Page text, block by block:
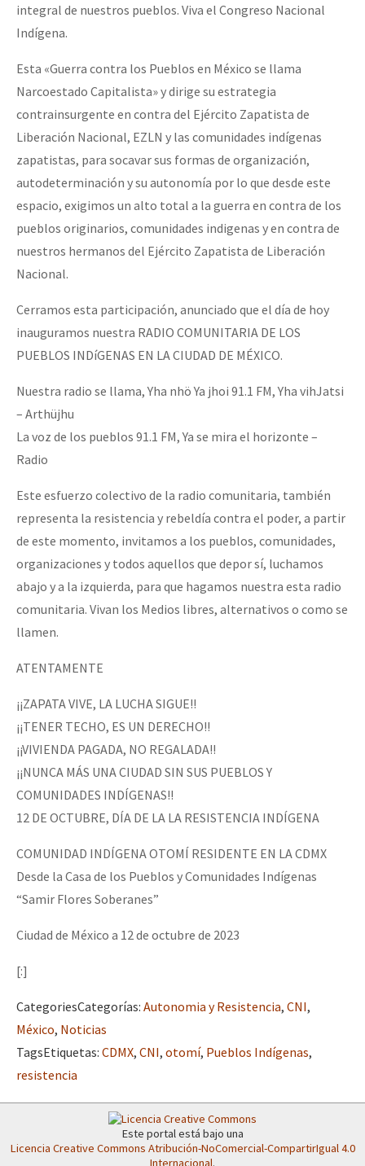
integral de nuestros pueblos. Viva el Congreso Nacional
Indígena.
Esta «Guerra contra los Pueblos en México se llama
Narcoestado Capitalista» y dirige su estrategia
contrainsurgente en contra del Ejército Zapatista de
Liberación Nacional, EZLN y las comunidades indígenas
zapatistas, para socavar sus formas de organización,
autodeterminación y su autonomía por lo que desde este
espacio, exigimos un alto total a la guerra en contra de los
pueblos originarios, comunidades indigenas y en contra de
nuestros hermanos del Ejército Zapatista de Liberación
Nacional.
Cerramos esta participación, anunciado que el día de hoy
inauguramos nuestra RADIO COMUNITARIA DE LOS
PUEBLOS INDíGENAS EN LA CIUDAD DE MÉXICO.
Nuestra radio se llama, Yha nhö Ya jhoi 91.1 FM, Yha vihJatsi
– Arthüjhu
La voz de los pueblos 91.1 FM, Ya se mira el horizonte –
Radio
Este esfuerzo colectivo de la radio comunitaria, también
representa la resistencia y rebeldía contra el poder, a partir
de este momento, invitamos a los pueblos, comunidades,
organizaciones y todos aquellos que depor sí, luchamos
abajo y a la izquierda, para que hagamos nuestra esta radio
comunitaria. Vivan los Medios libres, alternativos o como se
llamen.
ATENTAMENTE
¡¡ZAPATA VIVE, LA LUCHA SIGUE!!
¡¡TENER TECHO, ES UN DERECHO!!
¡¡VIVIENDA PAGADA, NO REGALADA!!
¡¡NUNCA MÁS UNA CIUDAD SIN SUS PUEBLOS Y
COMUNIDADES INDÍGENAS!!
12 DE OCTUBRE, DÍA DE LA LA RESISTENCIA INDÍGENA
COMUNIDAD INDÍGENA OTOMÍ RESIDENTE EN LA CDMX
Desde la Casa de los Pueblos y Comunidades Indígenas
“Samir Flores Soberanes”
Ciudad de México a 12 de octubre de 2023
[:]
CategoriesCategorías: Autonomia y Resistencia, CNI,
México, Noticias
TagsEtiquetas: CDMX, CNI, otomí, Pueblos Indígenas,
resistencia
Este portal está bajo una
Licencia Creative Commons Atribución-NoComercial-CompartirIgual 4.0
Internacional.